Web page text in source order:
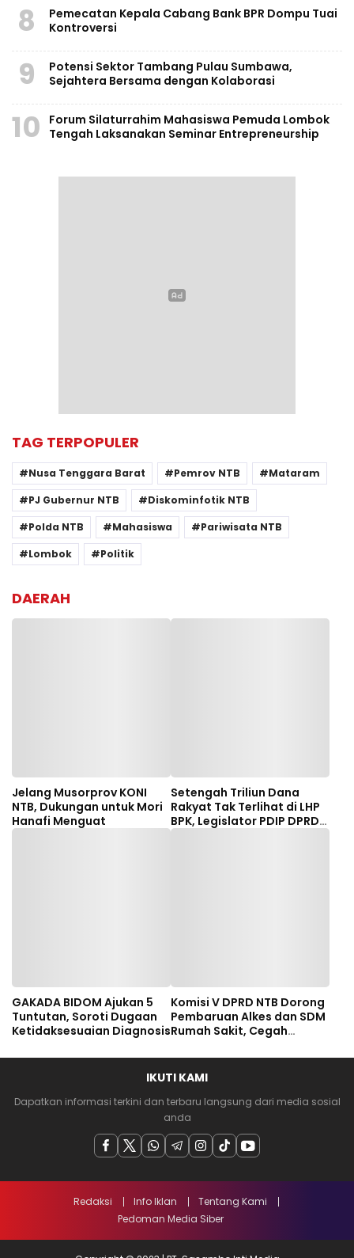
8
Pemecatan Kepala Cabang Bank BPR Dompu Tuai
Kontroversi
9
Potensi Sektor Tambang Pulau Sumbawa,
Sejahtera Bersama dengan Kolaborasi
10
Forum Silaturrahim Mahasiswa Pemuda Lombok
Tengah Laksanakan Seminar Entrepreneurship
TAG TERPOPULER
Nusa Tenggara Barat Pemrov NTB
Mataram
PJ Gubernur NTB
Diskominfotik NTB
Polda NTB
Mahasiswa
Pariwisata NTB
Lombok
Politik
DAERAH
Jelang Musorprov KONI
NTB, Dukungan untuk Mori
Hanafi Menguat
Setengah Triliun Dana
Rakyat Tak Terlihat di LHP
BPK, Legislator PDIP DPRD
NTB Tuntut Audit
GAKADA BIDOM Ajukan 5
Tuntutan, Soroti Dugaan
Ketidaksesuaian Diagnosis
Komisi V DPRD NTB Dorong
Pembaruan Alkes dan SDM
Rumah Sakit, Cegah
Pasien Rujukan Bima-
Dompu
IKUTI KAMI
Dapatkan informasi terkini dan terbaru langsung dari media sosial
anda
Redaksi Info Iklan
Tentang Kami
Pedoman Media Siber